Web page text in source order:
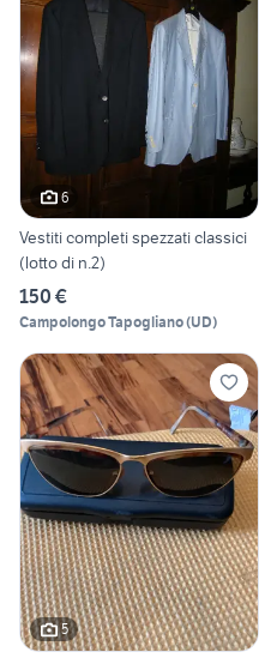
6
Vestiti completi spezzati classici
(lotto di n.2)
150 €
Campolongo Tapogliano(UD)
5